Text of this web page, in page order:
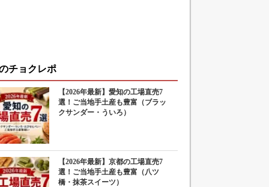
チョクレポ
【2026年最新】愛知の工場直売7
選！ご当地手土産も豊富（ブラッ
クサンダー・ういろ）
【2026年最新】京都の工場直売7
選！ご当地手土産も豊富（八ツ
橋・抹茶スイーツ）